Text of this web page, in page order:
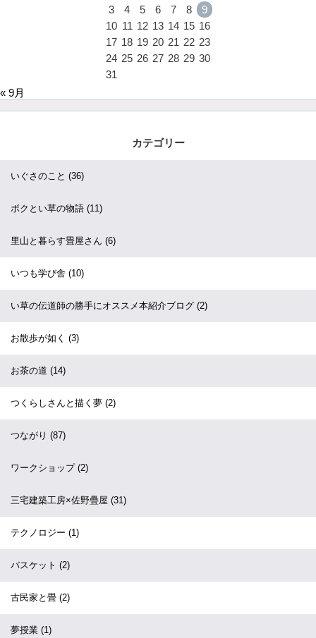
3
4 5 6 7 8
9
10 11 12 13 14 15 16
17 18 19 20 21 22 23
24 25 26 27 28 29 30
31
« 9月
カテゴリー
いぐさのこと (36)
ボクとい草の物語 (11)
里山と暮らす畳屋さん (6)
いつも学び舎 (10)
い草の伝道師の勝手にオススメ本紹介ブログ (2)
お散歩が如く (3)
お茶の道 (14)
つくらしさんと描く夢 (2)
つながり (87)
ワークショップ (2)
三宅建築工房×佐野疊屋 (31)
テクノロジー (1)
バスケット (2)
古民家と畳 (2)
夢授業 (1)